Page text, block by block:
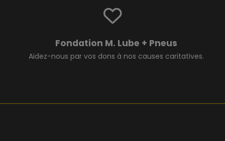
Fondation M. Lube + Pneus
Aidez-nous par vos dons à nos causes caritatives.